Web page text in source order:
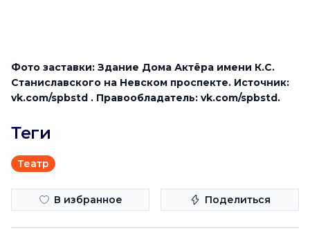
Фото заставки: Здание Дома Актёра имени К.С.
Станиславского на Невском проспекте. Источник:
vk.com/spbstd . Правообладатель: vk.com/spbstd.
Теги
Театр
В избранное Поделиться